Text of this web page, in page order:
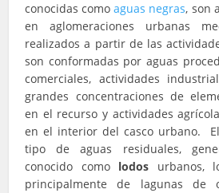
conocidas comoaguas negras, son
en aglomeraciones urbanas
realizados a partir de las
son conformadas por aguas
comerciales, actividades
grandes concentraciones de
en el recurso y actividades
en el interior del casco urbano.
tipo de aguas residuales,
conocido como lodos urbanos,
principalmente de lagunas de